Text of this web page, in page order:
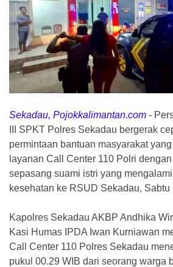
Sekadau, Pojokkalimantan.com -
III SPKT Polres Sekadau bergerak
permintaan bantuan masyarakat
layanan Call Center 110 Polri
sepasang suami istri yang
kesehatan ke RSUD Sekadau,
Kapolres Sekadau AKBP Andhika
Kasi Humas IPDA Iwan Kurniawan
Call Center 110 Polres Sekadau
pukul 00.29 WIB dari seorang warga